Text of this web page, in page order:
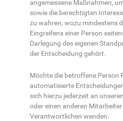
angemessene Maßnahmen,
sowie die berechtigten
zu wahren, wozu mindestens
Eingreifens einer Person
Darlegung des eigenen
der Entscheidung gehört.
Möchte die betroffene Person
automatisierte
sich hierzu jederzeit an
oder einen anderen
Verantwortlichen wenden.